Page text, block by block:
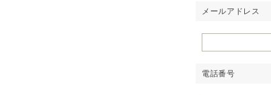
メールアドレス
電話番号